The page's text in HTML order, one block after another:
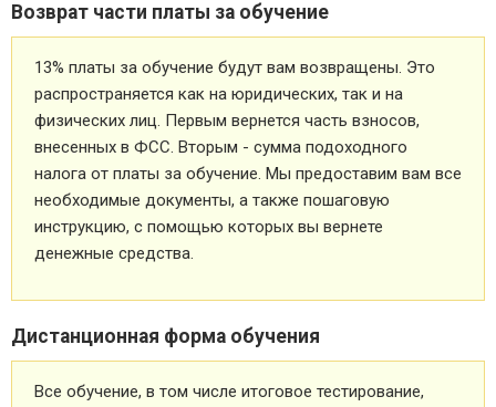
Возврат части платы за обучение
13% платы за обучение будут вам возвращены. Это
распространяется как на юридических, так и на
физических лиц. Первым вернется часть взносов,
внесенных в ФСС. Вторым - сумма подоходного
налога от платы за обучение. Мы предоставим вам все
необходимые документы, а также пошаговую
инструкцию, с помощью которых вы вернете
денежные средства.
Дистанционная форма обучения
Все обучение, в том числе итоговое тестирование,